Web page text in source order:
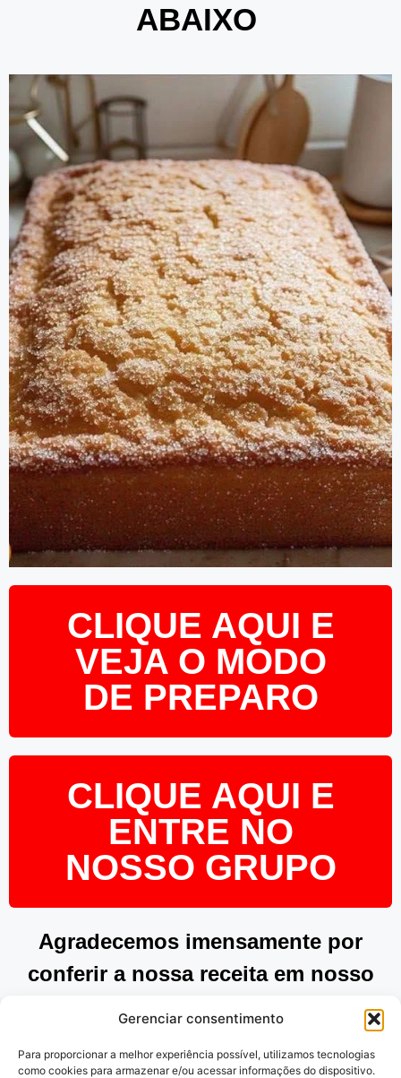
Gerenciar consentimento
Para proporcionar a melhor experiência possível, utilizamos tecnologias
como cookies para armazenar e/ou acessar informações do dispositivo.
ABAIXO
CLIQUE AQUI E
VEJA O MODO
DE PREPARO
CLIQUE AQUI E
ENTRE NO
NOSSO GRUPO
Agradecemos imensamente por
conferir a nossa receita em nosso
encontrado inspiração e praticidade
para preparar pratos deliciosos.